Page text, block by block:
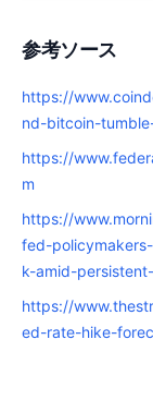
参考ソース
https://
nd-bitcoin-
https://
m
https://
fed-
k-amid-
https://
ed-rate-hike-